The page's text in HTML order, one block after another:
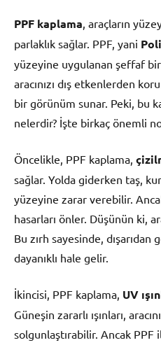
PPF kaplama, araçların
parlaklık sağlar. PPF, yani
yüzeyine uygulanan şeffaf bir
aracınızı dış etkenlerden
bir görünüm sunar. Peki, bu
nelerdir? İşte birkaç önemli
Öncelikle, PPF kaplama,
sağlar. Yolda giderken taş,
yüzeyine zarar verebilir.
hasarları önler. Düşünün ki,
Bu zırh sayesinde,
dayanıklı hale gelir.
İkincisi, PPF kaplama, UV
Güneşin zararlı ışınları,
solgunlaştırabilir. Ancak